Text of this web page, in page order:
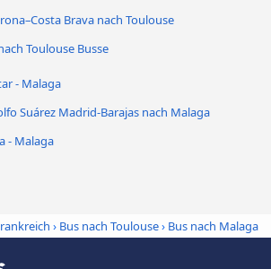
Brava nach Toulouse
Toulouse Busse
- Malaga
Suárez Madrid-Barajas nach Malaga
- Malaga
› Bus nach Toulouse› Bus nach Malaga